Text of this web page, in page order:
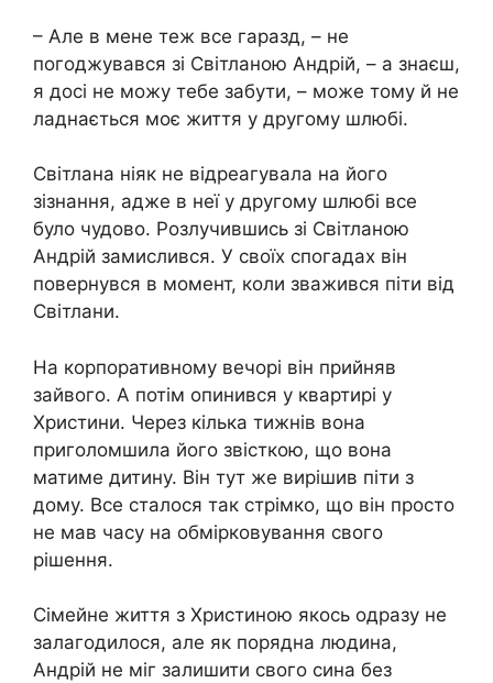
– Але в мене теж все гаразд, – не
погоджувався зі Світланою Андрій, – а знаєш,
я досі не можу тебе забути, – може тому й не
ладнається моє життя у другому шлюбі.
Світлана ніяк не відреагувала на його
зізнання, адже в неї у другому шлюбі все
було чудово. Розлучившись зі Світланою
Андрій замислився. У своїх спогадах він
повернувся в момент, коли зважився піти від
Світлани.
На корпоративному вечорі він прийняв
зайвого. А потім опинився у квартирі у
Христини. Через кілька тижнів вона
приголомшила його звісткою, що вона
матиме дитину. Він тут же вирішив піти з
дому. Все сталося так стрімко, що він просто
не мав часу на обмірковування свого
рішення.
Сімейне життя з Христиною якось одразу не
залагодилося, але як порядна людина,
Андрій не міг залишити свого сина без